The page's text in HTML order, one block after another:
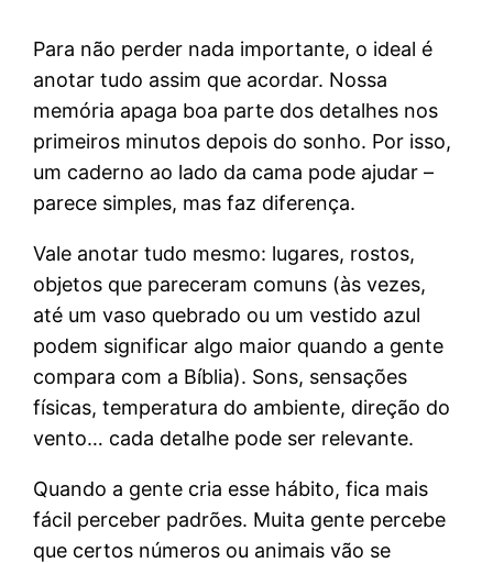
Para não perder nada importante, o ideal é
anotar tudo assim que acordar. Nossa
memória apaga boa parte dos detalhes nos
primeiros minutos depois do sonho. Por isso,
um caderno ao lado da cama pode ajudar –
parece simples, mas faz diferença.
Vale anotar tudo mesmo: lugares, rostos,
objetos que pareceram comuns (às vezes,
até um vaso quebrado ou um vestido azul
podem significar algo maior quando a gente
compara com a Bíblia). Sons, sensações
físicas, temperatura do ambiente, direção do
vento… cada detalhe pode ser relevante.
Quando a gente cria esse hábito, fica mais
fácil perceber padrões. Muita gente percebe
que certos números ou animais vão se